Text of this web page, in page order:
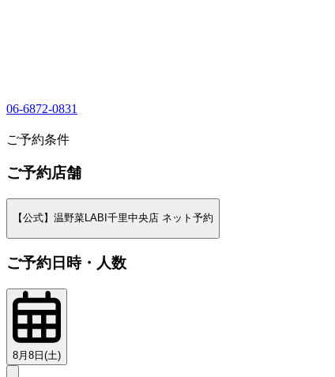
06-6872-0831
ご予約条件
ご予約店舗
【公式】温野菜LABI千里中央店 ネット予約
ご予約日時・人数
8月8日(土)